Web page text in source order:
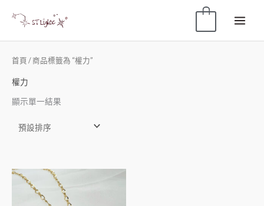
首頁 / 商品標籤為 “權力”
權力
顯示單一結果